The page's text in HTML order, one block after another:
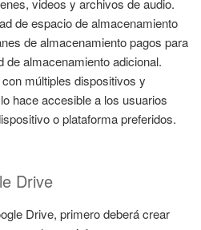
videos y archivos de audio.
de espacio de almacenamiento
de almacenamiento pagos para
de almacenamiento adicional.
múltiples dispositivos y
hace accesible a los usuarios
o plataforma preferidos.
Drive
Drive, primero deberá crear